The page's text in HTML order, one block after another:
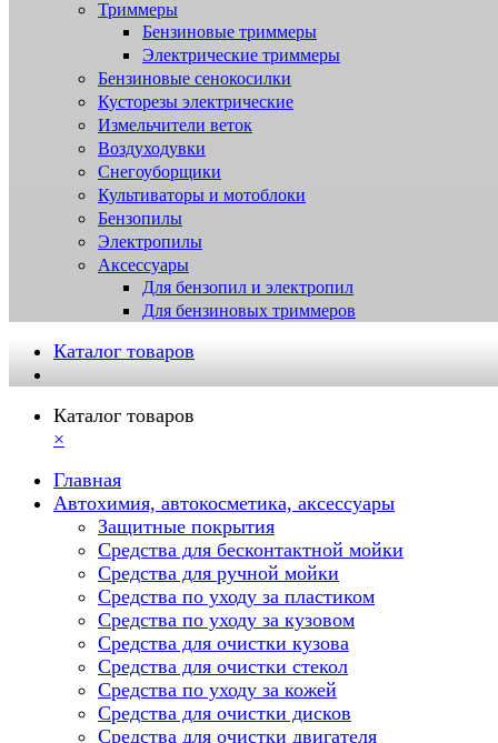
Триммеры
Бензиновые триммеры
Электрические триммеры
Бензиновые сенокосилки
Кусторезы электрические
Измельчители веток
Воздуходувки
Снегоуборщики
Культиваторы и мотоблоки
Бензопилы
Электропилы
Аксессуары
Для бензопил и электропил
Для бензиновых триммеров
Каталог товаров
Каталог товаров
×
Главная
Автохимия, автокосметика, аксессуары
Защитные покрытия
Средства для бесконтактной мойки
Средства для ручной мойки
Средства по уходу за пластиком
Средства по уходу за кузовом
Средства для очистки кузова
Средства для очистки стекол
Средства по уходу за кожей
Средства для очистки дисков
Средства для очистки двигателя